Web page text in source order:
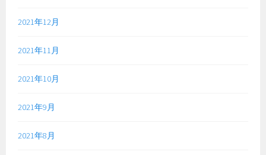
2021年12月
2021年11月
2021年10月
2021年9月
2021年8月